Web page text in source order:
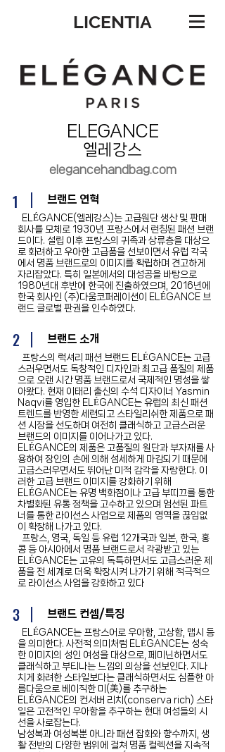
LICENTIA
ELEGANCE
엘레강스
elegancehandbag.com
1 브랜드 연혁
ELÉGANCE(엘레강스)는 고급원단 생산 및 판매
회사를 모체로 1930년 프랑스에서 런칭된 패션 브랜
드이다. 설립 이후 프랑스의 귀족과 상류층을 대상으
로 화려하고 우아한 고급품을 선보이면서 유럽 각국
에서 명품 브랜드로의 이미지를 확립하며 견고하게
자리잡았다. 특히 일본에서의 대성공을 바탕으로
1980년대 후반에 한국에 진출하였으며, 2016년에
한국 회사인 (주)다움코퍼레이션이 ELÉGANCE 브
랜드 글로벌 판권을 인수하였다.
2 브랜드 소개
프랑스의 럭셔리 패션 브랜드 ELÉGANCE는 고급
스러우면서도 독창적인 디자인과 최고급 품질의 제품
으로 오랜 시간 명품 브랜드로서 국제적인 명성을 쌓
아왔다. 현재 이태리 출신의 수석 디자이너 Yasmin
Naqvi를 영입한 ELÉGANCE는 유럽의 최신 패션
트렌드를 반영한 세련되고 스타일리쉬한 제품으로 패
션 시장을 선도하며 여전히 클래식하고 고급스러운
브랜드의 이미지를 이어나가고 있다.
ELÉGANCE의 제품은 고품질의 원단과 부자재를 사
용하여 장인의 손에 의해 섬세하게 마감되기 때문에
고급스러우면서도 뛰어난 미적 감각을 자랑한다. 이
러한 고급 브랜드 이미지를 강화하기 위해
ELÉGANCE는 유명 백화점이나 고급 부띠끄를 통한
차별화된 유통 정책을 고수하고 있으며 엄선된 파트
너를 통한 라이선스 사업으로 제품의 영역을 끊임없
이 확장해 나가고 있다.
프랑스, 영국, 독일 등 유럽 12개국과 일본, 한국, 홍
콩 등 아시아에서 명품 브랜드로서 각광받고 있는
ELÉGANCE는 고유의 독특하면서도 고급스러운 제
품을 전 세계로 더욱 확장시켜 나가기 위해 적극적으
로 라이선스 사업을 강화하고 있다
3 브랜드 컨셉/특징
ELÉGANCE는 프랑스어로 우아함, 고상함, 맵시 등
을 의미한다. 사전적 의미처럼 ELÉGANCE는 성숙
한 이미지의 성인 여성을 대상으로, 페미닌하면서도
클래식하고 부티나는 느낌의 의상을 선보인다. 지나
치게 화려한 스타일보다는 클래식하면서도 심플한 아
름다움으로 베이직한 미(美)를 추구하는
ELÉGANCE의 컨서버 리치(conserva rich) 스타
일은 고전적인 우아함을 추구하는 현대 여성들의 시
선을 사로잡는다.
남성복과 여성복뿐 아니라 패션 잡화와 향수까지, 생
활 전반의 다양한 범위에 걸쳐 명품 컬렉션을 지속적